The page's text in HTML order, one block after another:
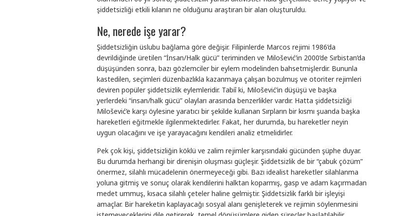
şiddetsizliği etkili kılanın ne olduğunu araştıran bir alan oluşturuldu.
Ne, nerede işe yarar?
Şiddetsizliğin üslubu bağlama göre değişir. Filipinlerde Marcos rejimi 1986’da
devrildiğinde üretilen “İnsan/Halk gücü” teriminden ve Milošević’in 2000’de Sırbistan’da
düşüşünden sonra, bazı gözlemciler bir eylem modelinden bahsetmişlerdir. Bununla
kastedilen, seçimleri düzenbazlıkla kazanmaya çalışan bozulmuş ve otoriter rejimleri
deviren popüler şiddetsizlik eylemleridir. Tabiî ki, Milošević’in düşüşü ve başka
yerlerdeki “insan/halk gücü” olayları arasında benzerlikler vardır. Hatta şiddetsizliği
Milošević’e karşı öylesine yaratıcı bir şekilde kullanan Sırpların bir kısmı şuanda başka
hareketleri eğitmekle ilgilenmektedirler. Fakat, her durumda, bu hareketler neyin
uygun olacağını ve işe yarayacağını kendileri analiz etmelidirler.
Pek çok kişi, şiddetsizliğin köklü ve zalim rejimler karşısındaki gücünden şüphe duyar.
Bu durumda herhangi bir direnişin oluşması güçleşir. Şiddetsizlik de bir “çabuk çözüm”
önermez, silahlı mücadelenin önermeyeceği gibi. Bazı idealist hareketler silahlanma
yoluna gitmiş ve sonuç olarak kendilerini halktan koparmış, gasp ve adam kaçırmadan
medet ummuş, kısaca silahlı çeteler haline gelmiştir. Şiddetsizlik farklı bir işleyişi
amaçlar. Bir hareketin kaplayacağı sosyal alanı genişleterek ve rejimin söylenmesini